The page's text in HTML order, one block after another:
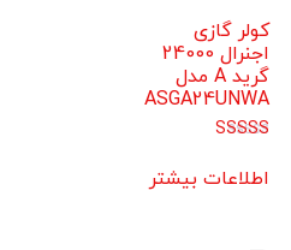
کولر گازی
اجنرال 24000
گرید A مدل
ASGA24UNWA
5.00
از 5
اطلاعات بیشتر